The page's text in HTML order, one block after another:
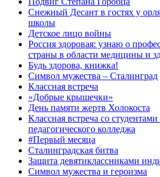
Снежный Десант в гостях у
школы
Детское лицо войны
Россия здоровая: узнаю о
страны в области медицины и
Будь здорова, книжка!
Символ мужества – Сталинград
Классная встреча
«Добрые крышечки»
День памяти жертв Холокоста
Классная встреча со
педагогического колледжа
#Первый месяца
Сталинградская битва
Защита девятиклассниками
Символ мужества и героизма